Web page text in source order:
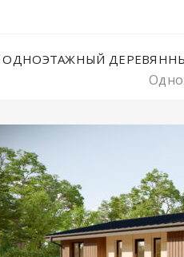
ОДНОЭТАЖНЫЙ